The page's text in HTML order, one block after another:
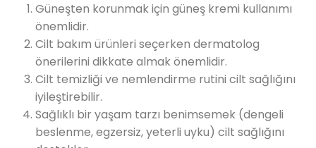
Güneşten korunmak için güneş kremi kullanımı
önemlidir.
Cilt bakım ürünleri seçerken dermatolog
önerilerini dikkate almak önemlidir.
Cilt temizliği ve nemlendirme rutini cilt sağlığını
iyileştirebilir.
Sağlıklı bir yaşam tarzı benimsemek (dengeli
beslenme, egzersiz, yeterli uyku) cilt sağlığını